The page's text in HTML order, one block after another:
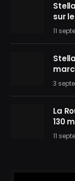
sur
11
3
La
130
11